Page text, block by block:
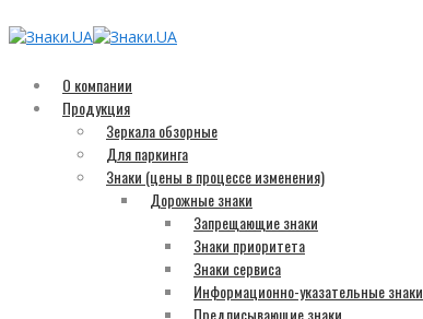
О компании
Продукция
Зеркала обзорные
Для паркинга
Знаки (цены в процессе изменения)
Дорожные знаки
Запрещающие знаки
Знаки приоритета
Знаки сервиса
Информационно-указательные знаки
Предписывающие знаки